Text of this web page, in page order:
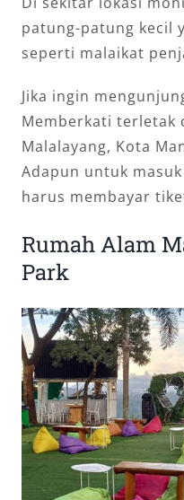
patung-patung kecil
seperti malaikat
Jika ingin
Memberkati terletak
Malalayang, Kota
Adapun untuk
harus membayar
Rumah Alam
Park